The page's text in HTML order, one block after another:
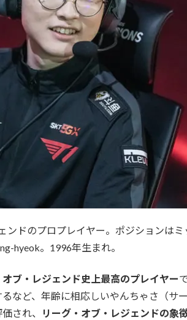
ンドのプロプレイヤー。ポジションは
hyeok。1996年生まれ。
オブ・レジェンド史上最高のプレイヤー
など、年齢に相応しいやんちゃさ（サ
され、
リーグ・オブ・レジェンドの象